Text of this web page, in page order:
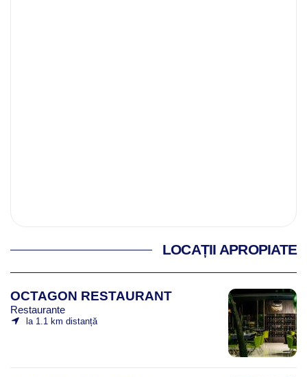
LOCAȚII APROPIATE
OCTAGON RESTAURANT
Restaurante
la 1.1 km distanță